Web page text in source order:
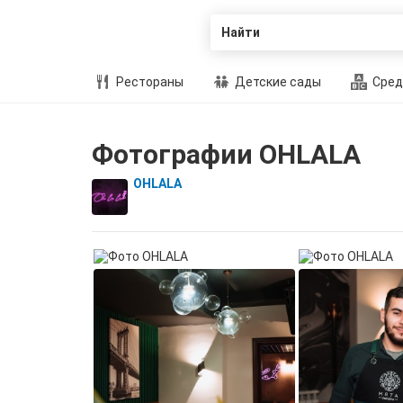
Найти
Рестораны Детские сады
Фотографии OHLALA
OHLALA